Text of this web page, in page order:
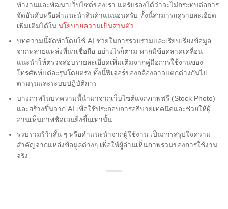
ทำงานและพัฒนาเว็บไซต์ของเรา แต่รับรองได้ว่าจะไม่กระทบต่อการ
จัดอันดับหรือคำแนะนำสินค้าแน่นอนครับ ทั้งนี้สามารถดูรายละเอียด
เพิ่มเติมได้ใน นโยบายความเป็นส่วนตัว
บทความนี้จัดทำโดยใช้ AI ช่วยในการรวบรวมและเรียบเรียงข้อมูล
จากหลายแหล่งที่น่าเชื่อถือ อย่างไรก็ตาม หากมีข้อคลาดเคลื่อน
แนะนำให้ตรวจสอบรายละเอียดเพิ่มเติมจากคู่มือการใช้งานของ
โทรศัพท์แต่ละรุ่นโดยตรง ทั้งนี้ฟีเจอร์ของกล้องอาจแตกต่างกันไป
ตามรุ่นและระบบปฏิบัติการ
บางภาพในบทความนี้นำมาจากเว็บไซต์แจกภาพฟรี (Stock Photo)
และสร้างขึ้นจาก AI เพื่อใช้ประกอบการอธิบายเทคนิคและช่วยให้ผู้
อ่านเห็นภาพชัดเจนยิ่งขึ้นเท่านั้น
รวบรวมรีวิวสั้น ๆ หรือคำแนะนำจากผู้ใช้งาน เป็นการสรุปใจความ
สำคัญจากแหล่งข้อมูลต่างๆ เพื่อให้ผู้อ่านเห็นภาพรวมของการใช้งาน
จริง